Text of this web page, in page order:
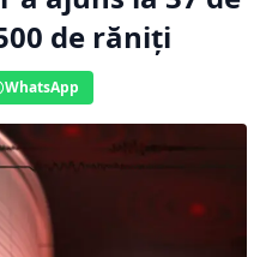
de răniți
WhatsApp